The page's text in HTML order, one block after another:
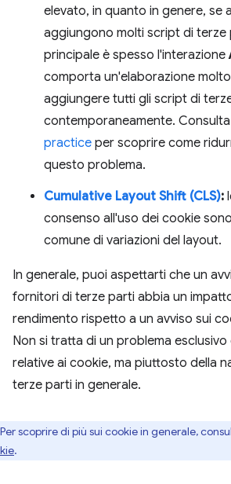
elevato, in quanto in genere, se
aggiungono molti script di terze
principale è spesso l'interazione
comporta un'elaborazione
aggiungere tutti gli script di
contemporaneamente. Consulta
practice per scoprire come
questo problema.
Cumulative Layout Shift (CLS):
consenso all'uso dei cookie
comune di variazioni del layout.
In generale, puoi aspettarti che un
fornitori di terze parti abbia un
rendimento rispetto a un avviso sui
Non si tratta di un problema
relative ai cookie, ma piuttosto della
terze parti in generale.
Per scoprire di più sui cookie in generale,
.